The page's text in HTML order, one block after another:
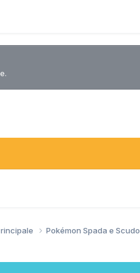
Pokémon Spada e Scudo